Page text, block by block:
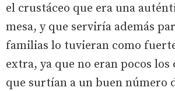
el crustáceo que era una
mesa, y que serviría además
familias lo tuvieran como
extra, ya que no eran pocos los
que surtían a un buen número